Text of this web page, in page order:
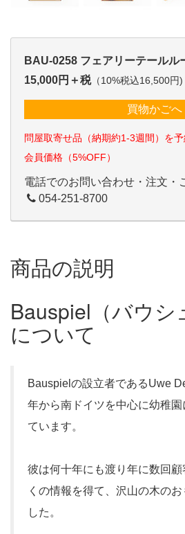
BAU-0258 フェアリーテールル
15,000円＋税（10%税込16,500円)
買物かごへ
問屋取寄せ品（納期約1-3週間）を予
会員価格（5%OFF）
電話でのお問い合わせ・注文・
054-251-8700
商品の説明
Bauspiel（バウシ
について
Bauspielの設立者であるUwe
年から南ドイツを中心に幼稚
ています。
彼は何十年にも渡り年に数回
くの情報を得て、沢山の木の
した。